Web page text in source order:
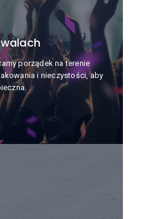
porządek na terenie
i nieczystości, aby